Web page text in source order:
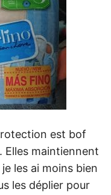
est bof
Elles maintiennent
les ai moins bien
les déplier pour